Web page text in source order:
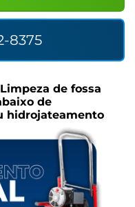
8375
Limpeza de fossa
de
hidrojateamento